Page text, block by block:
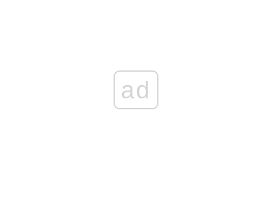
ad